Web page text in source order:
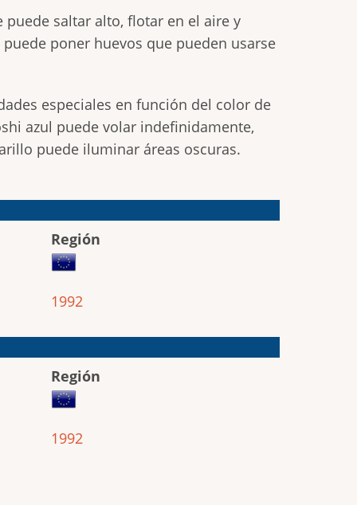
puede saltar alto, flotar en el aire y
poner huevos que pueden usarse
especiales en función del color de
azul puede volar indefinidamente,
puede iluminar áreas oscuras.
Región
1992
Región
1992